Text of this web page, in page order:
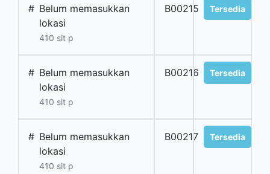
# Belum memasukkan
lokasi
410 sit p
B00215 Tersedia
# Belum memasukkan
lokasi
410 sit p
B00216 Tersedia
# Belum memasukkan
lokasi
410 sit p
B00217 Tersedia